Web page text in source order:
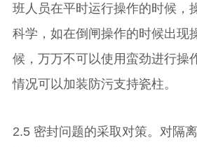
班人员在平时运行操作的时候，
科学，如在倒闸操作的时候出现
候，万万不可以使用蛮劲进行操
情况可以加装防污支持瓷柱。
2.5 密封问题的采取对策。对隔